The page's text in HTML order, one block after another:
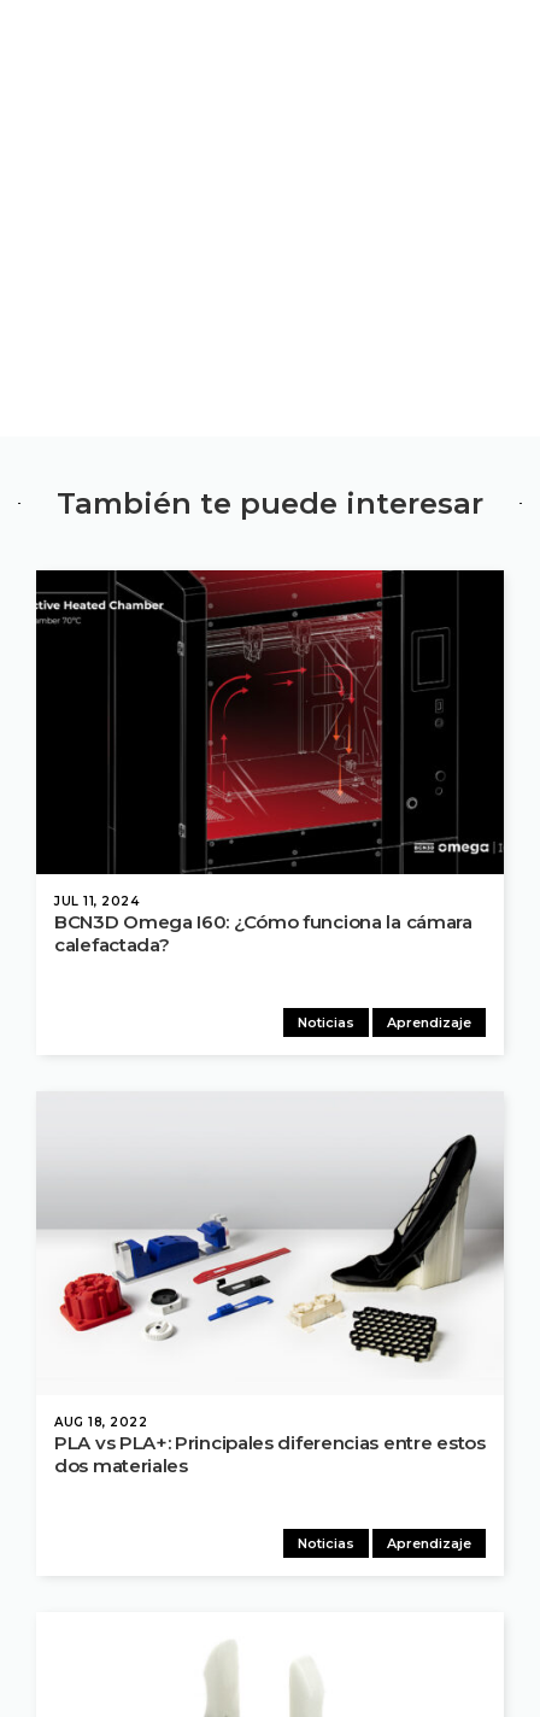
También te puede interesar
JUL 11, 2024
Noticias Aprendizaje
BCN3D Omega I60: ¿Cómo funciona la cámara
calefactada?
AUG 18, 2022
Noticias Aprendizaje
PLA vs PLA+: Principales diferencias entre estos
dos materiales